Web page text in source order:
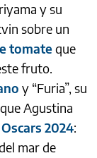
y su
sobre un
tomateque
fruto.
y “Furia”, su
Agustina
Oscars 2024:
mar de